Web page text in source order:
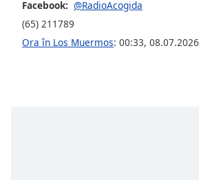
Facebook: @RadioAcogida
(65) 211789
Ora în Los Muermos: 00:33, 08.07.2026